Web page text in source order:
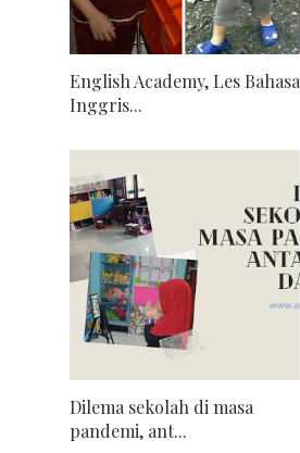
English Academy, Les Bahasa
Inggris...
Dilema sekolah di masa
pandemi, ant...